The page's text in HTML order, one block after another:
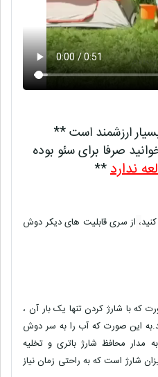
ارزشمند است **
صرفا برای سئو بوده
ندارد**
، از سری قابلیت های دیکر دوش
با شارژ کردن تنها یک بار آن ،
این صورت که آب را به سر دوش
محافظ شارژ باتری و تخلیه
شارژ است که به راحتی زمان نیاز